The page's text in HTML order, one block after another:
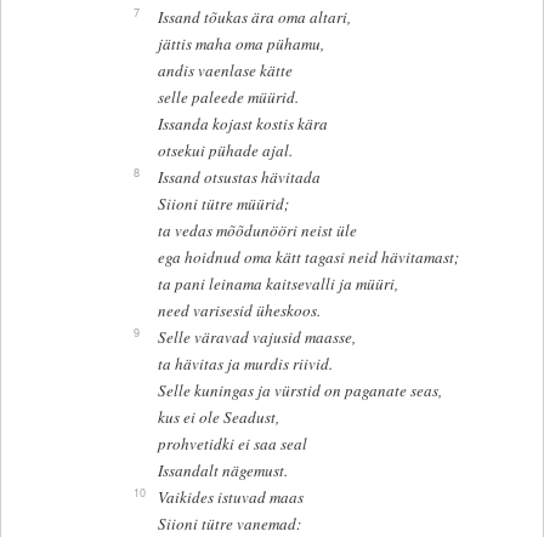
7
Issand tõukas ära oma altari,
jättis maha oma pühamu,
andis vaenlase kätte
selle paleede müürid.
Issanda kojast kostis kära
otsekui pühade ajal.
8
Issand otsustas hävitada
Siioni tütre müürid;
ta vedas mõõdunööri neist üle
ega hoidnud oma kätt tagasi neid hävitamast;
ta pani leinama kaitsevalli ja müüri,
need varisesid üheskoos.
9
Selle väravad vajusid maasse,
ta hävitas ja murdis riivid.
Selle kuningas ja vürstid on paganate seas,
kus ei ole Seadust,
prohvetidki ei saa seal
Issandalt nägemust.
10
Vaikides istuvad maas
Siioni tütre vanemad: